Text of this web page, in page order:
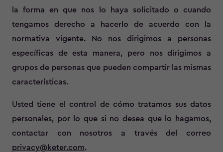
la forma en que nos lo haya solicitado o cuando
tengamos derecho a hacerlo de acuerdo con la
normativa vigente. No nos dirigimos a personas
específicas de esta manera, pero nos dirigimos a
grupos de personas que pueden compartir las mismas
características.
Usted tiene el control de cómo tratamos sus datos
personales, por lo que si no desea que lo hagamos,
contactar con nosotros a través del correo
privacy@keter.com.